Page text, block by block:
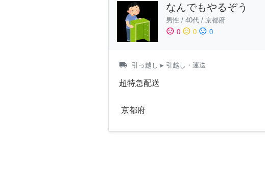
なんでもやるぞう
男性 / 40代 / 京都府
sentiment_satisfied 0 sentiment_neutral 0 sentiment_dissatisfied 0
local_shipping 引っ越し ▸ 引越し・運送
超特急配送
京都府